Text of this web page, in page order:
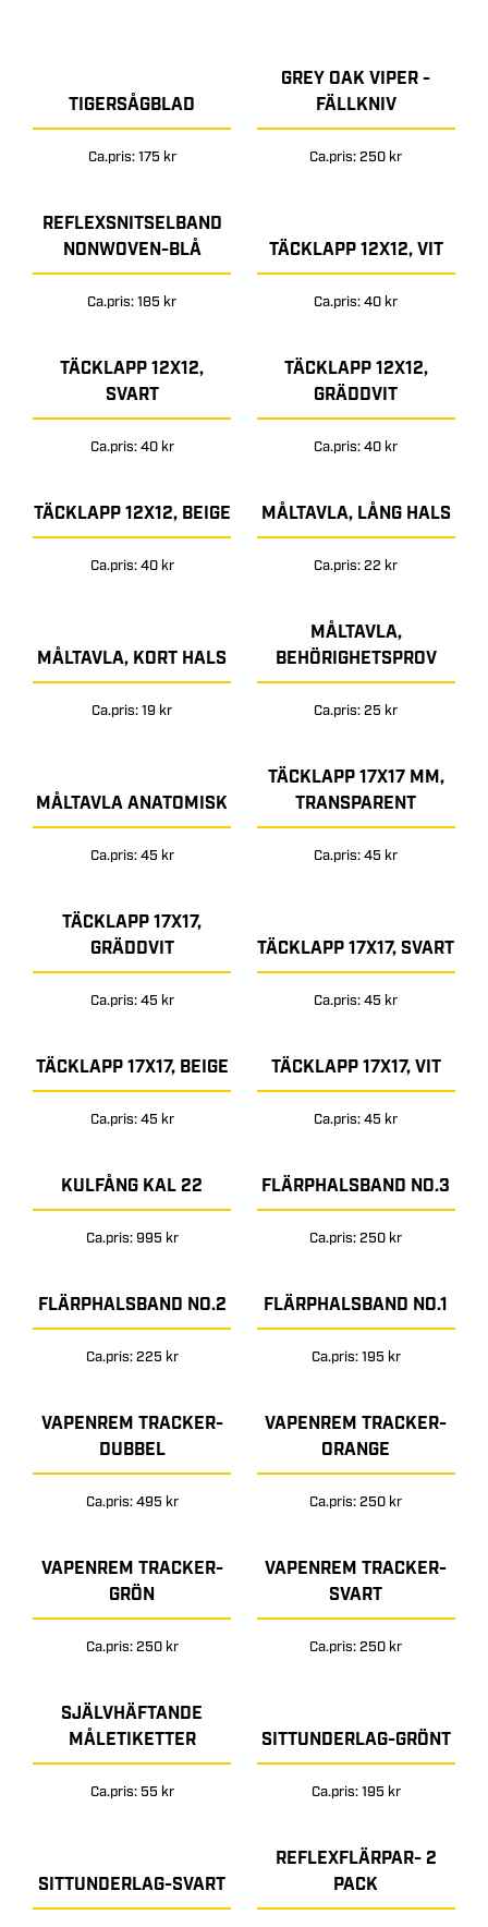
TIGERSÅGBLAD
Ca.pris: 175 kr
GREY OAK VIPER -
FÄLLKNIV
Ca.pris: 250 kr
REFLEXSNITSELBAND
NONWOVEN-BLÅ
Ca.pris: 185 kr
TÄCKLAPP 12X12, VIT
Ca.pris: 40 kr
TÄCKLAPP 12X12,
SVART
Ca.pris: 40 kr
TÄCKLAPP 12X12,
GRÄDDVIT
Ca.pris: 40 kr
TÄCKLAPP 12X12, BEIGE
Ca.pris: 40 kr
MÅLTAVLA, LÅNG HALS
Ca.pris: 22 kr
MÅLTAVLA, KORT HALS
Ca.pris: 19 kr
MÅLTAVLA,
BEHÖRIGHETSPROV
Ca.pris: 25 kr
MÅLTAVLA ANATOMISK
Ca.pris: 45 kr
TÄCKLAPP 17X17 MM,
TRANSPARENT
Ca.pris: 45 kr
TÄCKLAPP 17X17,
GRÄDDVIT
Ca.pris: 45 kr
TÄCKLAPP 17X17, SVART
Ca.pris: 45 kr
TÄCKLAPP 17X17, BEIGE
Ca.pris: 45 kr
TÄCKLAPP 17X17, VIT
Ca.pris: 45 kr
KULFÅNG KAL 22
Ca.pris: 995 kr
FLÄRPHALSBAND NO.3
Ca.pris: 250 kr
FLÄRPHALSBAND NO.2
Ca.pris: 225 kr
FLÄRPHALSBAND NO.1
Ca.pris: 195 kr
VAPENREM TRACKER-
DUBBEL
Ca.pris: 495 kr
VAPENREM TRACKER-
ORANGE
Ca.pris: 250 kr
VAPENREM TRACKER-
GRÖN
Ca.pris: 250 kr
VAPENREM TRACKER-
SVART
Ca.pris: 250 kr
SJÄLVHÄFTANDE
MÅLETIKETTER
Ca.pris: 55 kr
SITTUNDERLAG-GRÖNT
Ca.pris: 195 kr
SITTUNDERLAG-SVART
REFLEXFLÄRPAR- 2
PACK